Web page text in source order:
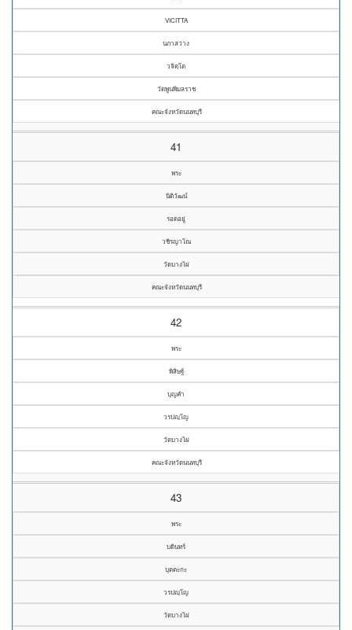
VICITTA
นภาสว่าง
วจิตฺโต
วัดพูนพิมลราช
คณะจังหวัดนนทบุรี
41
พระ
นิติวัฒน์
รอดอยู่
วชิรญาโณ
วัดบางไผ่
คณะจังหวัดนนทบุรี
42
พระ
พิสิษฐ์
บุญคำ
วรปญฺโญ
วัดบางไผ่
คณะจังหวัดนนทบุรี
43
พระ
บดินทร์
บุตตะกะ
วรปญฺโญ
วัดบางไผ่